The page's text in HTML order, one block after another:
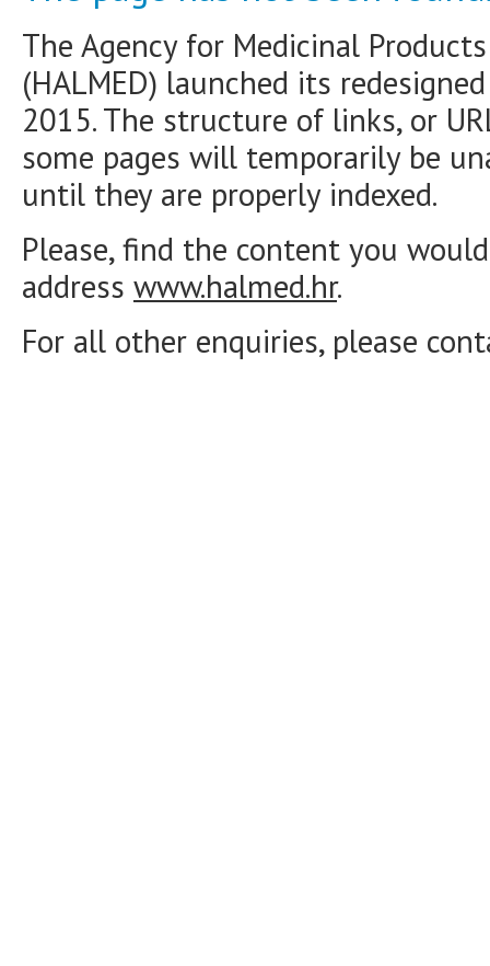
The Agency for Medicinal
(HALMED) launched its
2015. The structure of links, or
some pages will temporarily be
until they are properly indexed.
Please, find the content you
address www.halmed.hr.
For all other enquiries, please